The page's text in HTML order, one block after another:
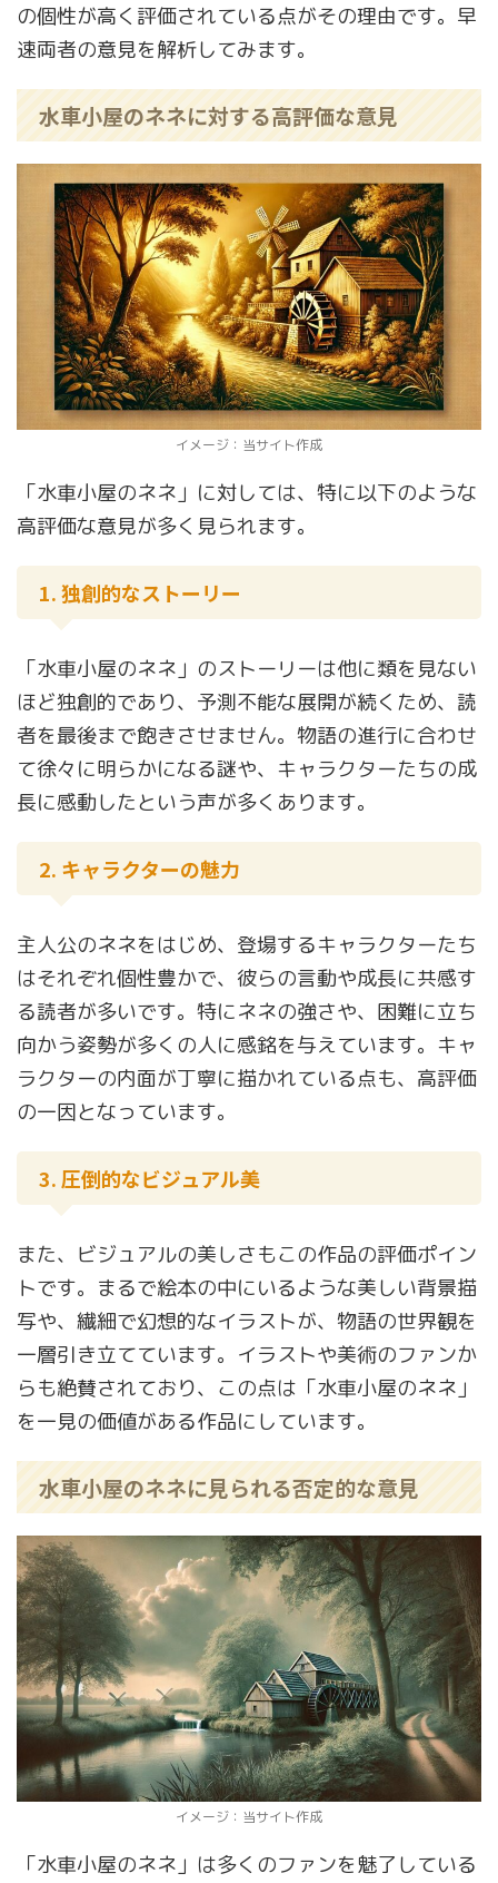
の個性が高く評価されている点がその理由です。早
速両者の意見を解析してみます。
水車小屋のネネに対する高評価な意見
イメージ：当サイト作成
「水車小屋のネネ」に対しては、特に以下のような
高評価な意見が多く見られます。
1. 独創的なストーリー
「水車小屋のネネ」のストーリーは他に類を見ない
ほど独創的であり、予測不能な展開が続くため、読
者を最後まで飽きさせません。物語の進行に合わせ
て徐々に明らかになる謎や、キャラクターたちの成
長に感動したという声が多くあります。
2. キャラクターの魅力
主人公のネネをはじめ、登場するキャラクターたち
はそれぞれ個性豊かで、彼らの言動や成長に共感す
る読者が多いです。特にネネの強さや、困難に立ち
向かう姿勢が多くの人に感銘を与えています。キャ
ラクターの内面が丁寧に描かれている点も、高評価
の一因となっています。
3. 圧倒的なビジュアル美
また、ビジュアルの美しさもこの作品の評価ポイン
トです。まるで絵本の中にいるような美しい背景描
写や、繊細で幻想的なイラストが、物語の世界観を
一層引き立てています。イラストや美術のファンか
らも絶賛されており、この点は「水車小屋のネネ」
を一見の価値がある作品にしています。
水車小屋のネネに見られる否定的な意見
イメージ：当サイト作成
「水車小屋のネネ」は多くのファンを魅了している